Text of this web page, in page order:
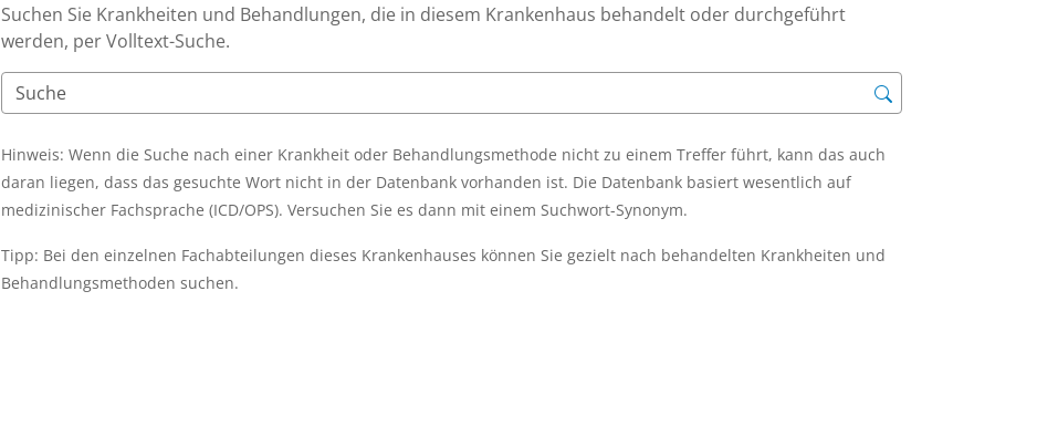
Suchen Sie Krankheiten und Behandlungen, die in diesem Krankenhaus behandelt oder durchgeführt
werden, per Volltext-Suche.
Hinweis: Wenn die Suche nach einer Krankheit oder Behandlungsmethode nicht zu einem Treffer führt, kann das auch
daran liegen, dass das gesuchte Wort nicht in der Datenbank vorhanden ist. Die Datenbank basiert wesentlich auf
medizinischer Fachsprache (ICD/OPS). Versuchen Sie es dann mit einem Suchwort-Synonym.
Tipp: Bei den einzelnen Fachabteilungen dieses Krankenhauses können Sie gezielt nach behandelten Krankheiten und
Behandlungsmethoden suchen.